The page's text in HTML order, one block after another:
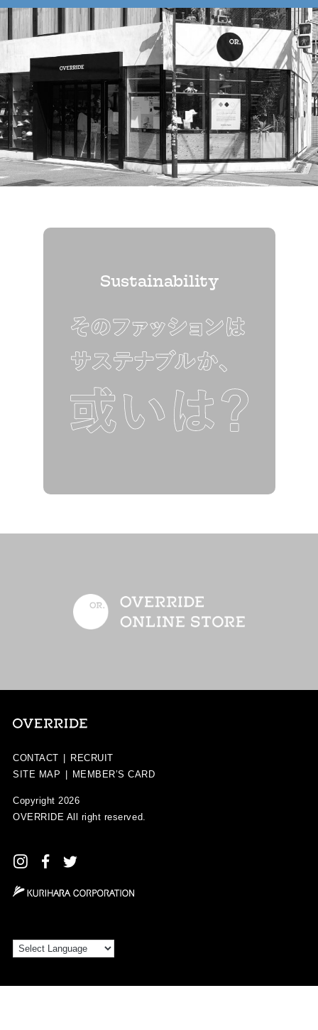
Sustainability
CONTACT
RECRUIT
SITE MAP
MEMBER’S CARD
Copyright 2026
OVERRIDE All right reserved.